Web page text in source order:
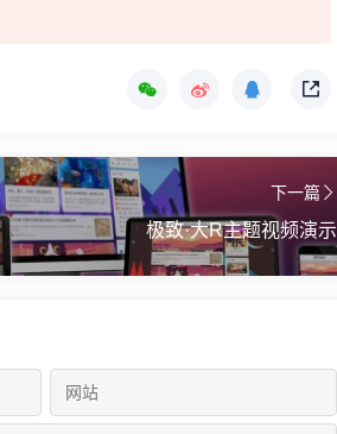
下一篇
极致·大R主题视频演示